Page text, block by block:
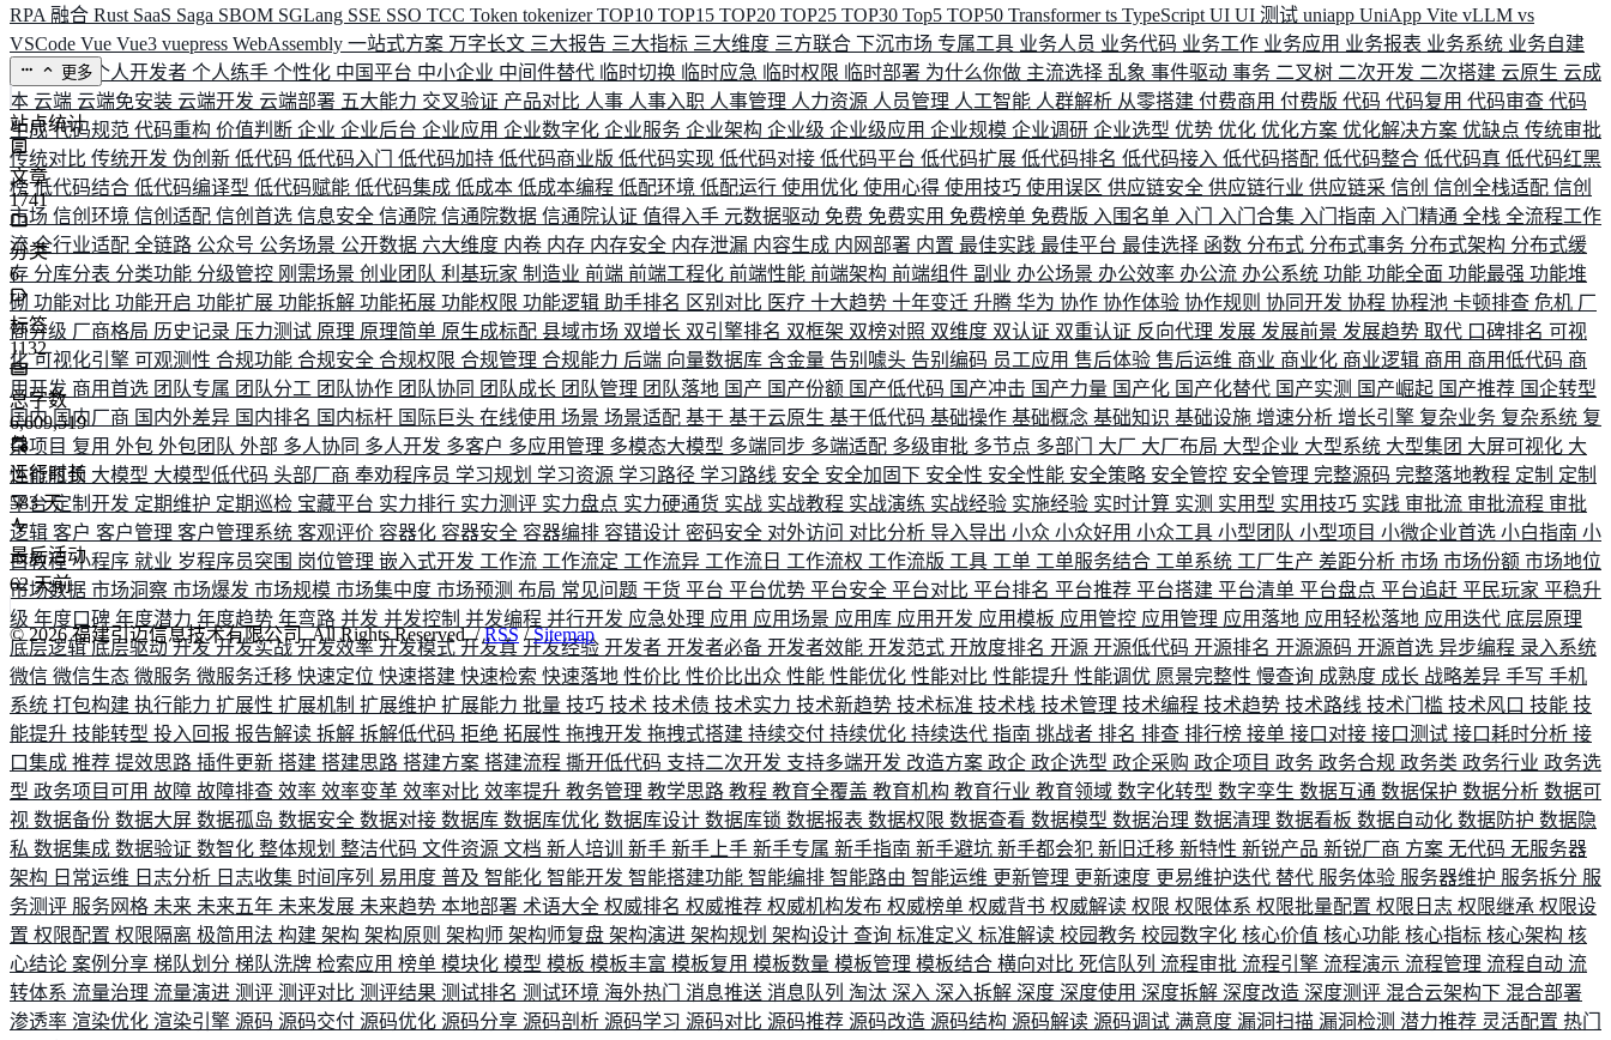
RPA 融合 Rust SaaS Saga SBOM SGLang SSE SSO TCC Token tokenizerTOP10 TOP15 TOP20 TOP25 TOP30 Top5 TOP50 Transformerts TypeScript UI UI 测试 uniapp UniApp Vite vLLM vs
VSCode Vue Vue3 vuepress WebAssembly 一站式方案 万字长文 三大报告 三大指标 三大维度 三方联合 下沉市场 专属工具 业务人员 业务代码 业务工作 业务应用 业务报表 业务系统 业务自建
业务连续个人开发者 个人练手 个性化 中国平台 中小企业 中间件替代 临时切换 临时应急 临时权限 临时部署 为什么你做 主流选择 乱象 事件驱动 事务 二叉树 二次开发 二次搭建 云原生 云成
本 云端 云端免安装 云端开发 云端部署 五大能力 交叉验证 产品对比 人事 人事入职 人事管理 人力资源 人员管理 人工智能 人群解析 从零搭建 付费商用 付费版 代码 代码复用 代码审查 代码
生成代码规范 代码重构 价值判断 企业 企业后台 企业应用 企业数字化 企业服务 企业架构 企业级 企业级应用 企业规模 企业调研 企业选型 优势 优化 优化方案 优化解决方案 优缺点 传统审批
传统对比 传统开发 伪创新 低代码 低代码入门 低代码加持 低代码商业版 低代码实现 低代码对接 低代码平台 低代码扩展 低代码排名 低代码接入 低代码搭配 低代码整合 低代码真 低代码红黑
榜低代码结合 低代码编译型 低代码赋能 低代码集成 低成本 低成本编程 低配环境 低配运行 使用优化 使用心得 使用技巧 使用误区 供应链安全 供应链行业 供应链采 信创 信创全栈适配 信创
市场 信创环境 信创适配 信创首选 信息安全 信通院 信通院数据 信通院认证 值得入手 元数据驱动 免费 免费实用 免费榜单 免费版 入围名单 入门 入门合集 入门指南 入门精通 全栈 全流程工作
流全行业适配 全链路 公众号 公务场景 公开数据 六大维度 内卷 内存 内存安全 内存泄漏 内容生成 内网部署 内置 最佳实践 最佳平台 最佳选择 函数 分布式 分布式事务 分布式架构 分布式缓
存 分库分表 分类功能 分级管控 刚需场景 创业团队 利基玩家 制造业 前端 前端工程化 前端性能 前端架构 前端组件 副业 办公场景 办公效率 办公流 办公系统 功能 功能全面 功能最强 功能堆
砌 功能对比 功能开启 功能扩展 功能拆解 功能拓展 功能权限 功能逻辑 助手排名 区别对比 医疗 十大趋势 十年变迁 升腾 华为 协作 协作体验 协作规则 协同开发 协程 协程池 卡顿排查 危机 厂
商分级 厂商格局 历史记录 压力测试 原理 原理简单 原生成标配 县域市场 双增长 双引擎排名 双框架 双榜对照 双维度 双认证 双重认证 反向代理 发展 发展前景 发展趋势 取代 口碑排名 可视
化可视化引擎 可观测性 合规功能 合规安全 合规权限 合规管理 合规能力 后端 向量数据库 含金量 告别噱头 告别编码 员工应用 售后体验 售后运维 商业 商业化 商业逻辑 商用 商用低代码 商
用开发 商用首选 团队专属 团队分工 团队协作 团队协同 团队成长 团队管理 团队落地 国产 国产份额 国产低代码 国产冲击 国产力量 国产化 国产化替代 国产实测 国产崛起 国产推荐 国企转型
国内国内厂商 国内外差异 国内排名 国内标杆 国际巨头 在线使用 场景 场景适配 基于 基于云原生 基于低代码 基础操作 基础概念 基础知识 基础设施 增速分析 增长引擎 复杂业务 复杂系统 复
杂项目 复用 外包 外包团队 外部 多人协同 多人开发 多客户 多应用管理 多模态大模型 多端同步 多端适配 多级审批 多节点 多部门 大厂 大厂布局 大型企业 大型系统 大型集团 大屏可视化 大
性能瓶颈 大模型 大模型低代码 头部厂商 奉劝程序员 学习规划 学习资源 学习路径 学习路线 安全 安全加固下 安全性 安全性能 安全策略 安全管控 安全管理 完整源码 完整落地教程 定制 定制
平台定制开发 定期维护 定期巡检 宝藏平台 实力排行 实力测评 实力盘点 实力硬通货 实战 实战教程 实战演练 实战经验 实施经验 实时计算 实测 实用型 实用技巧 实践 审批流 审批流程 审批
逻辑 客户 客户管理 客户管理系统 客观评价 容器化 容器安全 容器编排 容错设计 密码安全 对外访问 对比分析 导入导出 小众 小众好用 小众工具 小型团队 小型项目 小微企业首选 小白指南 小
白教程小程序 就业 岁程序员突围 岗位管理 嵌入式开发 工作流 工作流定 工作流异 工作流日 工作流权 工作流版 工具 工单 工单服务结合 工单系统 工厂生产 差距分析 市场 市场份额 市场地位
市场数据 市场洞察 市场爆发 市场规模 市场集中度 市场预测 布局 常见问题 干货 平台 平台优势 平台安全 平台对比 平台排名 平台推荐 平台搭建 平台清单 平台盘点 平台追赶 平民玩家 平稳升
级 年度口碑 年度潜力 年度趋势 年弯路 并发 并发控制 并发编程 并行开发 应急处理 应用 应用场景 应用库 应用开发 应用模板 应用管控 应用管理 应用落地 应用轻松落地 应用迭代 底层原理
底层逻辑底层驱动开发开发实战开发效率开发模式开发真开发经验 开发者 开发者必备 开发者效能 开发范式 开放度排名 开源 开源低代码 开源排名 开源源码 开源首选 异步编程 录入系统
微信 微信生态 微服务 微服务迁移 快速定位 快速搭建 快速检索 快速落地 性价比 性价比出众 性能 性能优化 性能对比 性能提升 性能调优 愿景完整性 慢查询 成熟度 成长 战略差异 手写 手机
系统 打包构建 执行能力 扩展性 扩展机制 扩展维护 扩展能力 批量 技巧 技术 技术债 技术实力 技术新趋势 技术标准 技术栈 技术管理 技术编程 技术趋势 技术路线 技术门槛 技术风口 技能 技
能提升 技能转型 投入回报 报告解读 拆解 拆解低代码 拒绝 拓展性 拖拽开发 拖拽式搭建 持续交付 持续优化 持续迭代 指南 挑战者 排名 排查 排行榜 接单 接口对接 接口测试 接口耗时分析 接
口集成 推荐 提效思路 插件更新 搭建 搭建思路 搭建方案 搭建流程 撕开低代码 支持二次开发 支持多端开发 改造方案 政企 政企选型 政企采购 政企项目 政务 政务合规 政务类 政务行业 政务选
型 政务项目可用 故障 故障排查 效率 效率变革 效率对比 效率提升 教务管理 教学思路 教程 教育全覆盖 教育机构 教育行业 教育领域 数字化转型 数字孪生 数据互通 数据保护 数据分析 数据可
视 数据备份 数据大屏 数据孤岛 数据安全 数据对接 数据库 数据库优化 数据库设计 数据库锁 数据报表 数据权限 数据查看 数据模型 数据治理 数据清理 数据看板 数据自动化 数据防护 数据隐
私 数据集成 数据验证 数智化 整体规划 整洁代码 文件资源 文档 新人培训 新手 新手上手 新手专属 新手指南 新手避坑 新手都会犯 新旧迁移 新特性 新锐产品 新锐厂商 方案 无代码 无服务器
架构 日常运维 日志分析 日志收集 时间序列 易用度 普及 智能化 智能开发 智能搭建功能 智能编排 智能路由 智能运维 更新管理 更新速度 更易维护迭代 替代 服务体验 服务器维护 服务拆分 服
务测评 服务网格 未来 未来五年 未来发展 未来趋势 本地部署 术语大全 权威排名 权威推荐 权威机构发布 权威榜单 权威背书 权威解读 权限 权限体系 权限批量配置 权限日志 权限继承 权限设
置 权限配置 权限隔离 极简用法 构建 架构 架构原则 架构师 架构师复盘 架构演进 架构规划 架构设计 查询 标准定义 标准解读 校园教务 校园数字化 核心价值 核心功能 核心指标 核心架构 核
心结论 案例分享 梯队划分 梯队洗牌 检索应用 榜单 模块化 模型 模板 模板丰富 模板复用 模板数量 模板管理 模板结合 横向对比 死信队列 流程审批 流程引擎 流程演示 流程管理 流程自动 流
转体系 流量治理 流量演进 测评 测评对比 测评结果 测试排名 测试环境 海外热门 消息推送 消息队列 淘汰 深入 深入拆解 深度 深度使用 深度拆解 深度改造 深度测评 混合云架构下 混合部署
渗透率 渲染优化 渲染引擎 源码 源码交付 源码优化 源码分享 源码剖析 源码学习 源码对比 源码推荐 源码改造 源码结构 源码解读 源码调试 满意度 漏洞扫描 漏洞检测 潜力推荐 灵活配置 热门
更多
站点统计
文章
1741
分类
6
标签
1132
总字数
6,609,519
运行时长
583 天
最后活动
62 天前
©2026福建引迈信息技术有限公司. All Rights Reserved. /RSS/Sitemap